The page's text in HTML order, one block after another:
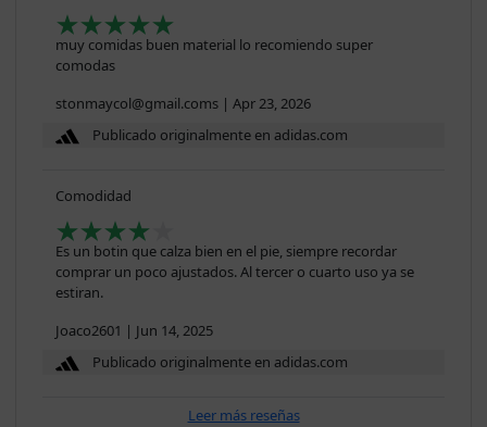
muy comidas buen material lo recomiendo super
comodas
stonmaycol@gmail.coms | Apr 23, 2026
Publicado originalmente en adidas.com
Comodidad
Es un botin que calza bien en el pie, siempre recordar
comprar un poco ajustados. Al tercer o cuarto uso ya se
estiran.
Joaco2601 | Jun 14, 2025
Publicado originalmente en adidas.com
Leer más reseñas